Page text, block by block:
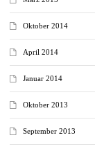
Oktober 2014
April 2014
Januar 2014
Oktober 2013
September 2013